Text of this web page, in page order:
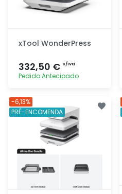
xTool WonderPress
332,50 € s/iva
Pedido Antecipado
rapidamente
-6,13%
PRÉ-ENCOMENDA